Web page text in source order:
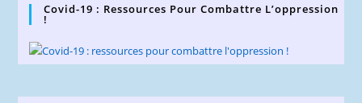
Covid-19 : Ressources Pour Combattre L’oppression
!